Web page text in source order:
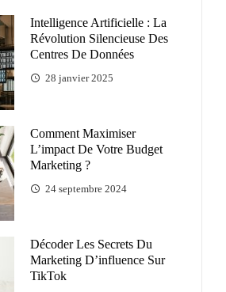
Intelligence Artificielle : La
Révolution Silencieuse Des
Centres De Données
28 janvier 2025
Comment Maximiser
L’impact De Votre Budget
Marketing ?
24 septembre 2024
Décoder Les Secrets Du
Marketing D’influence Sur
TikTok